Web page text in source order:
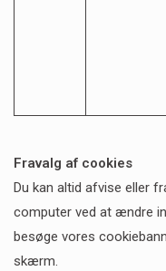
Fravalg af cookies
Du kan altid afvise eller
computer ved at ændre
besøge vores
skærm.